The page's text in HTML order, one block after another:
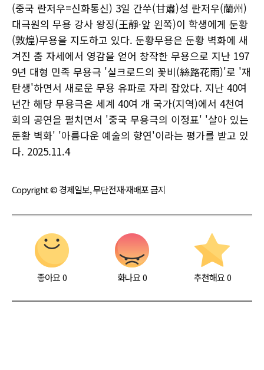
(중국 란저우=신화통신) 3일 간쑤(甘肅)성 란저우(蘭州)
대극원의 무용 강사 왕징(王靜∙앞 왼쪽)이 학생에게 둔황
(敦煌)무용을 지도하고 있다. 둔황무용은 둔황 벽화에 새
겨진 춤 자세에서 영감을 얻어 창작한 무용으로 지난 197
9년 대형 민족 무용극 '실크로드의 꽃비(絲路花雨)'로 '재
탄생'하면서 새로운 무용 유파로 자리 잡았다. 지난 40여
년간 해당 무용극은 세계 40여 개 국가(지역)에서 4천여
회의 공연을 펼치면서 '중국 무용극의 이정표' '살아 있는
둔황 벽화' '아름다운 예술의 향연'이라는 평가를 받고 있
다. 2025.11.4
Copyright © 경제일보, 무단전재·재배포 금지
좋아요0 화나요0 추천해요 0